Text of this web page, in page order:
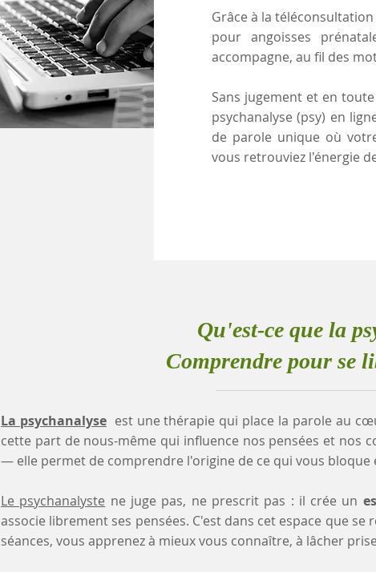
Grâce à la
pour angoisses
accompagne, au fil des
Sans jugement et en
psychanalyse (psy) en
de parole unique où
vous retrouviez l'énergie
Qu'est-ce que la
Comprendre pour se
La psychanalyse est une thérapie qui place la parole au
cette part de nous-même qui influence nos pensées et nos
— elle permet de comprendre l'origine de ce qui vous
Le psychanalyste ne juge pas, ne prescrit pas : il crée un
associe librement ses pensées. C'est dans cet espace que
séances, vous apprenez à mieux vous connaître, à lâcher